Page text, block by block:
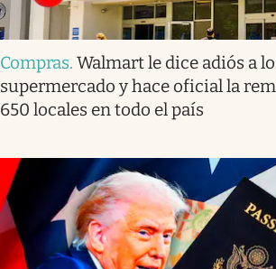
Compras. Walmart le dice adiós a
supermercado y hace oficial la
650 locales en todo el país